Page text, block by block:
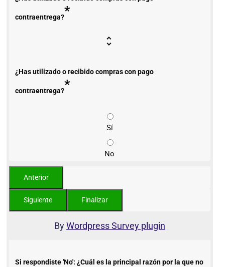
contraentrega?*
¿Has utilizado o recibido compras con pago
contraentrega?*
Sí
No
ByWordpress Survey plugin
Si respondiste 'No': ¿Cuál es la principal razón por la que no